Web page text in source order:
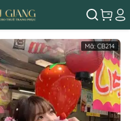
Mã: CB214